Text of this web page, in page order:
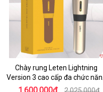
Chày rung Leten Lightning
Version 3 cao cấp đa chức năng
kích thích